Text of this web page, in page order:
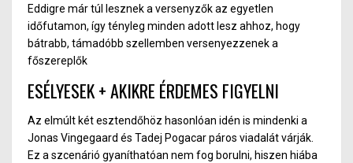
Eddigre már túl lesznek a versenyzők az egyetlen
időfutamon, így tényleg minden adott lesz ahhoz, hogy
bátrabb, támadóbb szellemben versenyezzenek a
főszereplők
ESÉLYESEK + AKIKRE ÉRDEMES FIGYELNI
Az elmúlt két esztendőhöz hasonlóan idén is mindenki a
Jonas Vingegaard és Tadej Pogacar páros viadalát várják.
Ez a szcenárió gyaníthatóan nem fog borulni, hiszen hiába